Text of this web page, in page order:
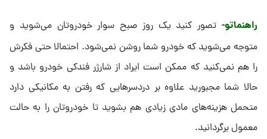
راهنماتو- تصور کنید یک روز صبح سوار خودروتان می‌شوید و
متوجه می‌شوید که خودرو شما روشن نمی‌شود. احتمالا حتی فکرش
را هم نمی‌کنید که ممکن است ایراد از شارژر فندکی خودرو باشد و
حالا شما مجبورید علاوه بر دردسرهایی که رفتن به مکانیکی دارد
متحمل هزینه‌های مادی زیادی هم بشوید تا خودروتان را به حالت
معمول برگردانید.